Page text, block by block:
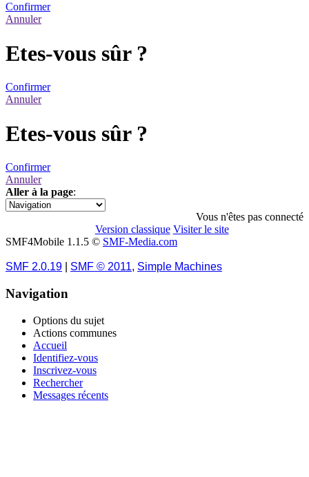
Confirmer
Annuler
Etes-vous sûr ?
Confirmer
Annuler
Etes-vous sûr ?
Confirmer
Annuler
Aller à la page:
1
Vous n'êtes pas connecté
Version classique Visiter le site
SMF4Mobile 1.1.5 © SMF-Media.com
SMF 2.0.19 SMF © 2011, Simple Machines
Navigation
Options du sujet
Actions communes
Accueil
Identifiez-vous
Inscrivez-vous
Rechercher
Messages récents